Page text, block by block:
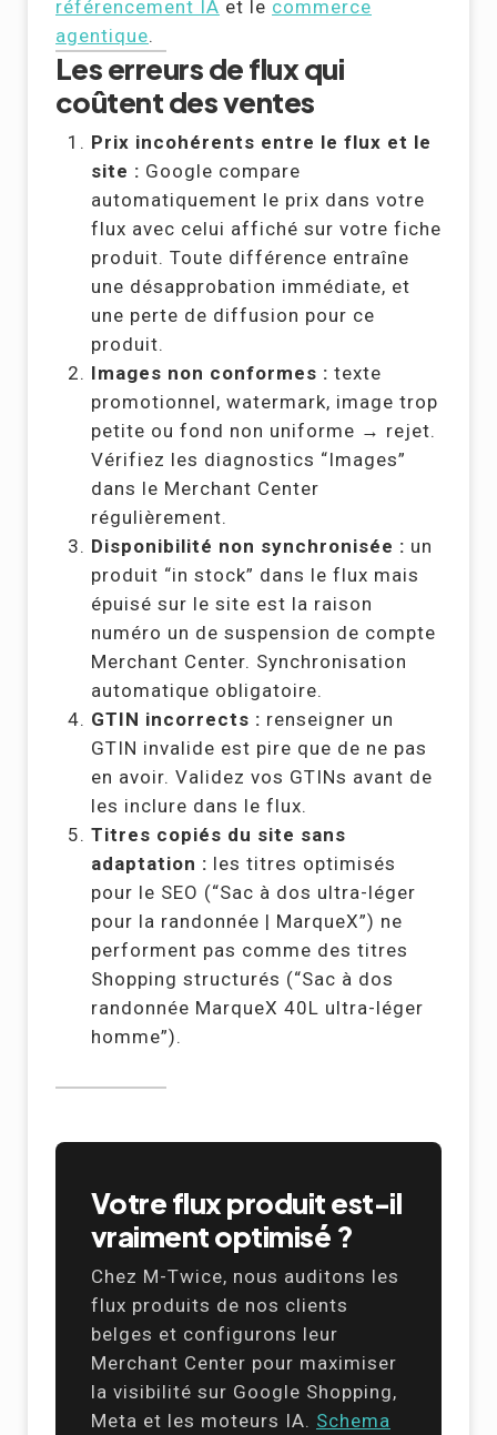
référencement IA et le commerce
agentique.
Les erreurs de flux qui
coûtent des ventes
Prix incohérents entre le flux et le
site : Google compare
automatiquement le prix dans votre
flux avec celui affiché sur votre fiche
produit. Toute différence entraîne
une désapprobation immédiate, et
une perte de diffusion pour ce
produit.
Images non conformes : texte
promotionnel, watermark, image trop
petite ou fond non uniforme → rejet.
Vérifiez les diagnostics “Images”
dans le Merchant Center
régulièrement.
Disponibilité non synchronisée : un
produit “in stock” dans le flux mais
épuisé sur le site est la raison
numéro un de suspension de compte
Merchant Center. Synchronisation
automatique obligatoire.
GTIN incorrects : renseigner un
GTIN invalide est pire que de ne pas
en avoir. Validez vos GTINs avant de
les inclure dans le flux.
Titres copiés du site sans
adaptation : les titres optimisés
pour le SEO (“Sac à dos ultra-léger
pour la randonnée | MarqueX”) ne
performent pas comme des titres
Shopping structurés (“Sac à dos
randonnée MarqueX 40L ultra-léger
homme”).
Votre flux produit est-il
vraiment optimisé ?
Chez M-Twice, nous auditons les
flux produits de nos clients
belges et configurons leur
Merchant Center pour maximiser
la visibilité sur Google Shopping,
Meta et les moteurs IA. Schema